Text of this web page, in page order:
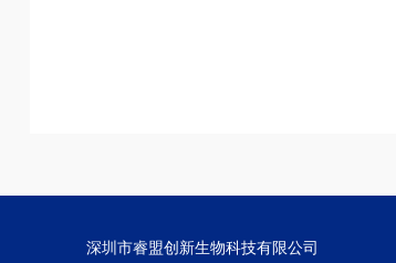
深圳市睿盟创新生物科技有限公司